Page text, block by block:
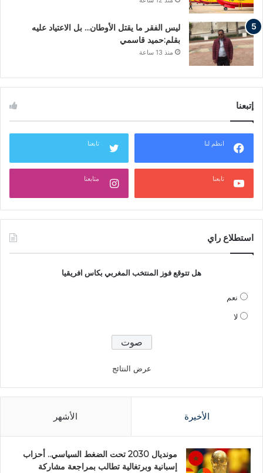
ليس الفقر ما يقتل الأوطان… بل الاعتياد عليه
بقلم:حميد قاسمي
منذ 13 ساعة
إتبعنا
انظم لنا تابعنا
تابعنا متابعنا
استطلاع راي
هل تتوقع فوز المنتخب المغربي بكاس افريقيا
نعم
لا
عرض النتائج
الأخيرة الأشهر
مونديال 2030 تحت الضغط السياسي.. أحزاب
إسبانية وبرتغالية تطالب بمراجعة مشاركة